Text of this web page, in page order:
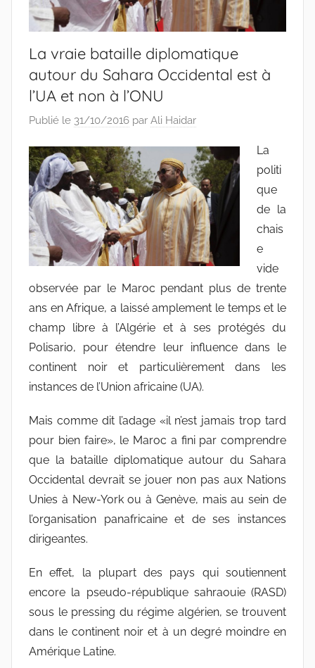
La vraie bataille diplomatique
autour du Sahara Occidental est à
l’UA et non à l’ONU
Publié le 31/10/2016 par Ali Haidar
La
politi
que
de la
chais
e
vide
observée par le Maroc pendant plus de trente
ans en Afrique, a laissé amplement le temps et le
champ libre à l’Algérie et à ses protégés du
Polisario, pour étendre leur influence dans le
continent noir et particulièrement dans les
instances de l’Union africaine (UA).
Mais comme dit l’adage «il n’est jamais trop tard
pour bien faire», le Maroc a fini par comprendre
que la bataille diplomatique autour du Sahara
Occidental devrait se jouer non pas aux Nations
Unies à New-York ou à Genève, mais au sein de
l’organisation panafricaine et de ses instances
dirigeantes.
En effet, la plupart des pays qui soutiennent
encore la pseudo-république sahraouie (RASD)
sous le pressing du régime algérien, se trouvent
dans le continent noir et à un degré moindre en
Amérique Latine.